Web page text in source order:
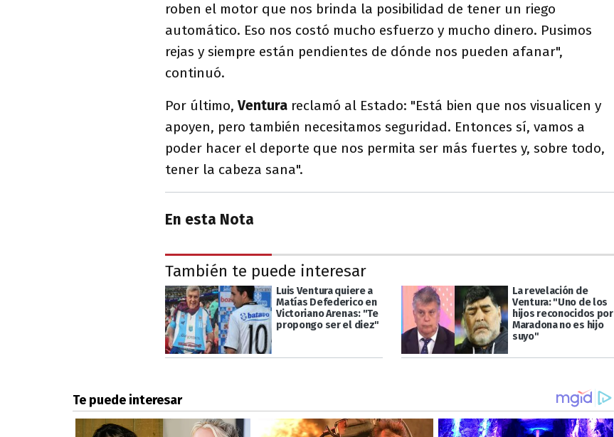
roben el motor que nos brinda la posibilidad de tener un riego
automático. Eso nos costó mucho esfuerzo y mucho dinero. Pusimos
rejas y siempre están pendientes de dónde nos pueden afanar",
continuó.
Por último,Ventura reclamó al Estado: "Está bien que nos visualicen y
apoyen, pero también necesitamos seguridad. Entonces sí, vamos a
poder hacer el deporte que nos permita ser más fuertes y, sobre todo,
tener la cabeza sana".
En esta Nota
También te puede interesar
Luis Ventura quiere a
Matías Defederico en
Victoriano Arenas: "Te
propongo ser el diez"
La revelación de
Ventura: "Uno de los
hijos reconocidos por
Maradona no es hijo
suyo"